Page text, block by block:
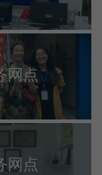
网点
网点